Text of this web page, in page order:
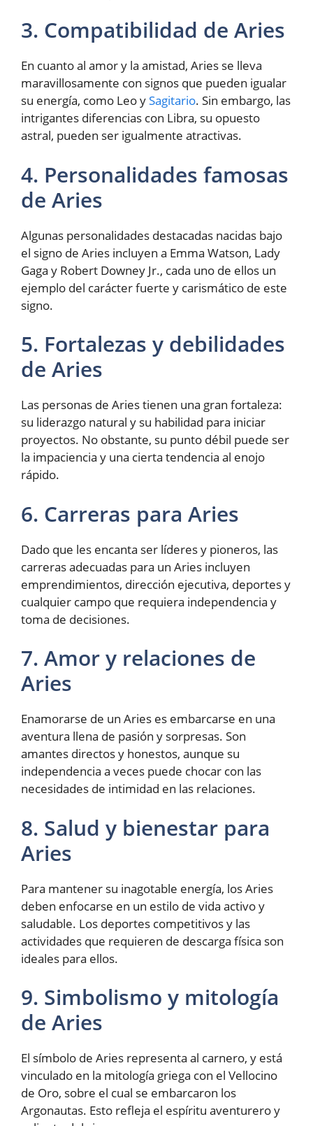
3. Compatibilidad de Aries
En cuanto al amor y la amistad, Aries se lleva
maravillosamente con signos que pueden igualar
su energía, como Leo ySagitario. Sin embargo, las
intrigantes diferencias con Libra, su opuesto
astral, pueden ser igualmente atractivas.
4. Personalidades famosas
de Aries
Algunas personalidades destacadas nacidas bajo
el signo de Aries incluyen a Emma Watson, Lady
Gaga y Robert Downey Jr., cada uno de ellos un
ejemplo del carácter fuerte y carismático de este
signo.
5. Fortalezas y debilidades
de Aries
Las personas de Aries tienen una gran fortaleza:
su liderazgo natural y su habilidad para iniciar
proyectos. No obstante, su punto débil puede ser
la impaciencia y una cierta tendencia al enojo
rápido.
6. Carreras para Aries
Dado que les encanta ser líderes y pioneros, las
carreras adecuadas para un Aries incluyen
emprendimientos, dirección ejecutiva, deportes y
cualquier campo que requiera independencia y
toma de decisiones.
7. Amor y relaciones de
Aries
Enamorarse de un Aries es embarcarse en una
aventura llena de pasión y sorpresas. Son
amantes directos y honestos, aunque su
independencia a veces puede chocar con las
necesidades de intimidad en las relaciones.
8. Salud y bienestar para
Aries
Para mantener su inagotable energía, los Aries
deben enfocarse en un estilo de vida activo y
saludable. Los deportes competitivos y las
actividades que requieren de descarga física son
ideales para ellos.
9. Simbolismo y mitología
de Aries
El símbolo de Aries representa al carnero, y está
vinculado en la mitología griega con el Vellocino
de Oro, sobre el cual se embarcaron los
Argonautas. Esto refleja el espíritu aventurero y